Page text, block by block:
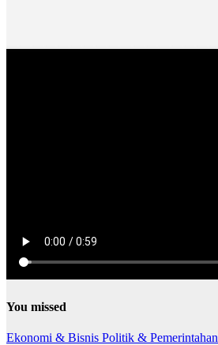
You missed
Ekonomi & Bisnis Politik & Pemerintahan